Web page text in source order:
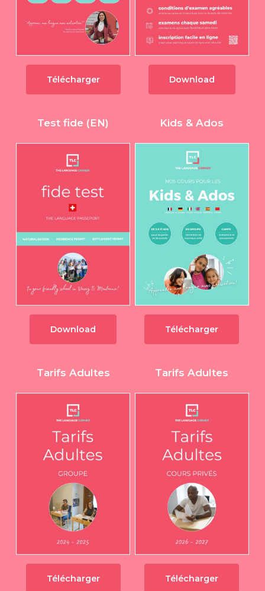
Télécharger Download
Test fide (EN)
Download
Kids & Ados
Télécharger
Tarifs Adultes
Télécharger
Tarifs Adultes
Télécharger